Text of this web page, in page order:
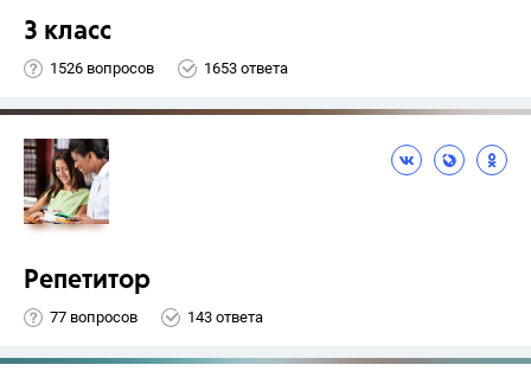
3 класс
1526 вопросов 1653 ответа
Репетитор
77 вопросов 143 ответа